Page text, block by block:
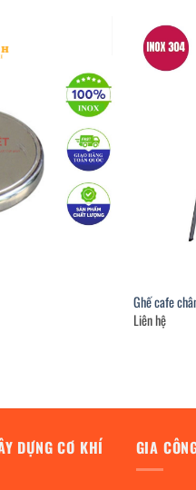
Ghế cafe
Liên hệ
DỰNG CƠ KHÍ
GIA